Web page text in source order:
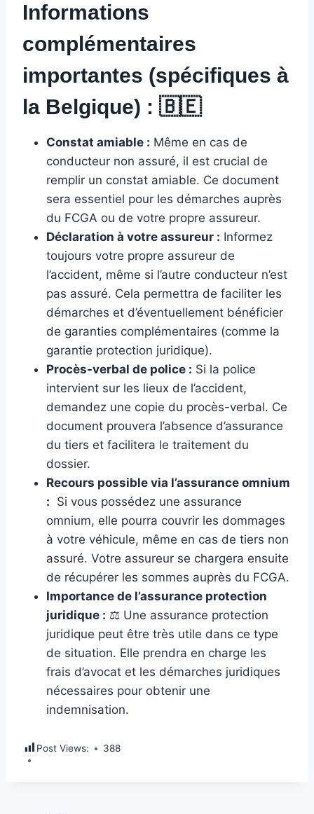
Informations
complémentaires
importantes (spécifiques à
la Belgique) : 🇧🇪
Constat amiable : Même en cas de
conducteur non assuré, il est crucial de
remplir un constat amiable. Ce document
sera essentiel pour les démarches auprès
du FCGA ou de votre propre assureur.
Déclaration à votre assureur : Informez
toujours votre propre assureur de
l’accident, même si l’autre conducteur n’est
pas assuré. Cela permettra de faciliter les
démarches et d’éventuellement bénéficier
de garanties complémentaires (comme la
garantie protection juridique).
Procès-verbal de police : Si la police
intervient sur les lieux de l’accident,
demandez une copie du procès-verbal. Ce
document prouvera l’absence d’assurance
du tiers et facilitera le traitement du
dossier.
Recours possible via l’assurance omnium
: ️ Si vous possédez une assurance
omnium, elle pourra couvrir les dommages
à votre véhicule, même en cas de tiers non
assuré. Votre assureur se chargera ensuite
de récupérer les sommes auprès du FCGA.
Importance de l’assurance protection
juridique : ‍⚖️ Une assurance protection
juridique peut être très utile dans ce type
de situation. Elle prendra en charge les
frais d’avocat et les démarches juridiques
nécessaires pour obtenir une
indemnisation.
Post Views: 388